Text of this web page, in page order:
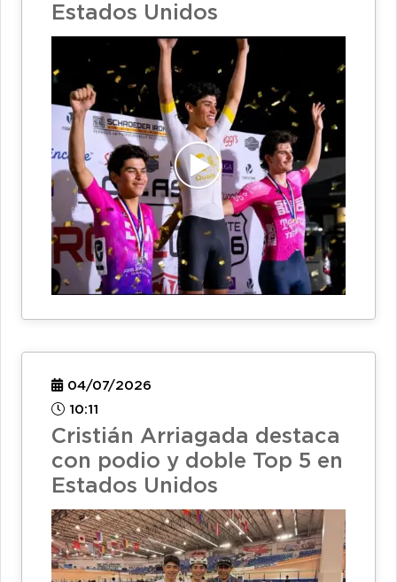
Estados Unidos
04/07/2026
10:11
Cristián Arriagada destaca
con podio y doble Top 5 en
Estados Unidos